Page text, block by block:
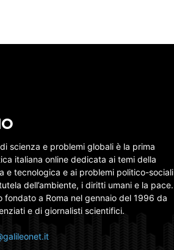
scienza e problemi globali è la prima
italiana online dedicata ai temi della
e tecnologica e ai problemi politico-sociali
dell’ambiente, i diritti umani e la pace.
fondato a Roma nel gennaio del 1996 da
e di giornalisti scientifici.